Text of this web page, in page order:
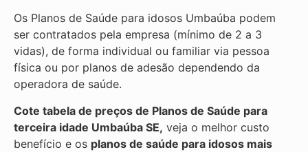
Os Planos de Saúde para idosos Umbaúba podem
ser contratados pela empresa (mínimo de 2 a 3
vidas), de forma individual ou familiar via pessoa
física ou por planos de adesão dependendo da
operadora de saúde.
Cote tabela de preços de Planos de Saúde para
terceira idade Umbaúba SE, veja o melhor custo
benefício e os planos de saúde para idosos mais